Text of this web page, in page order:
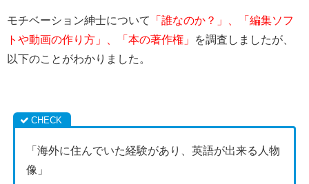
モチベーション紳士について
「誰なのか？」、「編集ソフ
トや動画の作り方」、「本の著作権」
を調査しましたが、
以下のことがわかりました。
「海外に住んでいた経験があり、英語が出来る人物
像」